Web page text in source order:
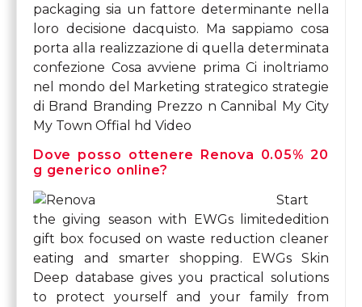
packaging sia un fattore determinante nella
loro decisione dacquisto. Ma sappiamo cosa
porta alla realizzazione di quella determinata
confezione Cosa avviene prima Ci inoltriamo
nel mondo del Marketing strategico strategie
di Brand Branding Prezzo n Cannibal My City
My Town Offial hd Video
Dove posso ottenere Renova 0.05% 20
g generico online?
Start
the giving season with EWGs limitededition
gift box focused on waste reduction cleaner
eating and smarter shopping. EWGs Skin
Deep database gives you practical solutions
to protect yourself and your family from